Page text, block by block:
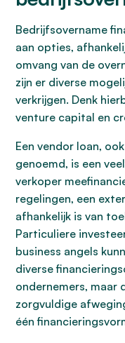
Bedrijfsovername
aan opties,
omvang van de
zijn er diverse
verkrijgen. Denk
venture capital en
Een vendor loan,
genoemd, is een
verkoper
regelingen, een
afhankelijk is van
Particuliere
business angels
diverse
ondernemers, maar
zorgvuldige
één